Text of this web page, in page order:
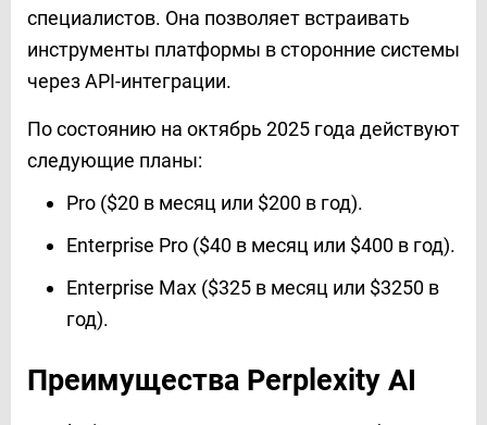
специалистов. Она позволяет встраивать
инструменты платформы в сторонние системы
через API-интеграции.
По состоянию на октябрь 2025 года действуют
следующие планы:
Pro ($20 в месяц или $200 в год).
Enterprise Pro ($40 в месяц или $400 в год).
Enterprise Max ($325 в месяц или $3250 в
год).
Преимущества Perplexity AI